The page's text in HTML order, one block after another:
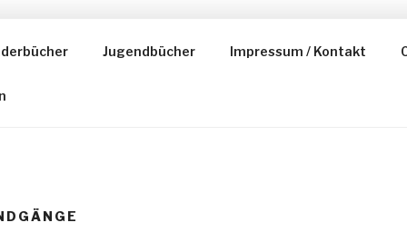
Jugendbücher Impressum / Kontakt